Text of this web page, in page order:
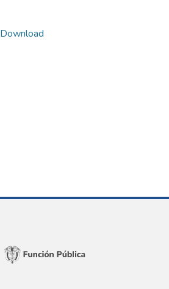
Download